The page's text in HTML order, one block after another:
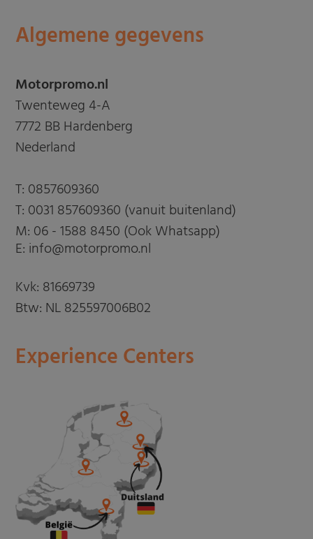
Algemene gegevens
Motorpromo.nl
Twenteweg 4-A
7772 BB Hardenberg
Nederland
T: 0857609360
T: 0031 857609360 (vanuit buitenland)
M: 06 - 1588 8450 (Ook Whatsapp)
E: info@motorpromo.nl
Kvk: 81669739
Btw: NL 825597006B02
Experience Centers